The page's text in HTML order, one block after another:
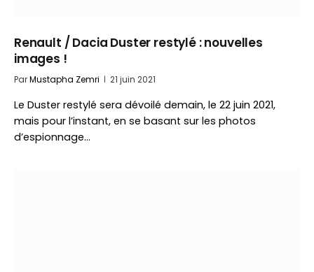
Renault / Dacia Duster restylé : nouvelles
images !
ParMustapha Zemri 21 juin 2021
Le Duster restylé sera dévoilé demain, le 22 juin 2021,
mais pour l’instant, en se basant sur les photos
d’espionnage…